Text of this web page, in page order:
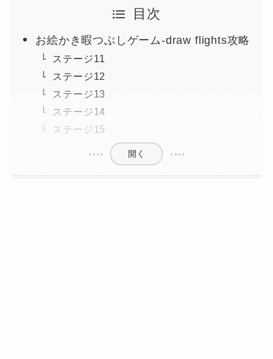
目次
お絵かき暇つぶしゲーム-draw flights攻略
ステージ11
ステージ12
ステージ13
ステージ14
ステージ15
開く